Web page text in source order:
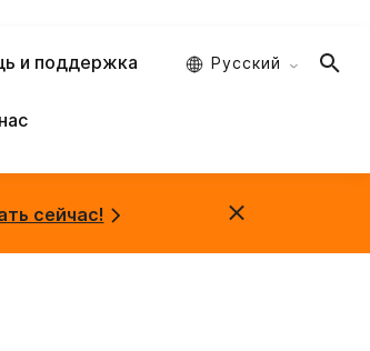
и поддержка Русский
сейчас!